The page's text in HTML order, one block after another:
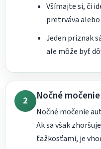
Všímajte si, či
pretrváva
Jeden príznak
ale môže byť
2 Nočné močenie
Nočné močenie
Ak sa však
ťažkosťami, je